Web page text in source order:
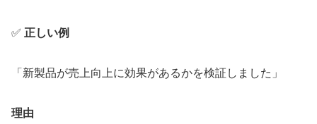
✅ 正しい例
「新製品が売上向上に効果があるかを検証しました」
理由